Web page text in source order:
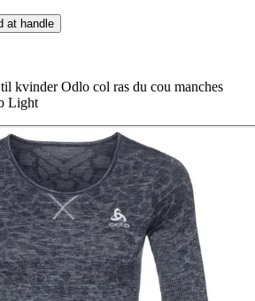
at handle
kvinder Odlo col ras du cou manches
Light